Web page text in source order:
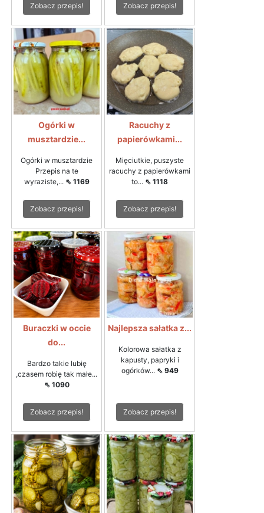
Zobacz przepis!
Zobacz przepis!
Ogórki w
musztardzie...
Ogórki w musztardzie
Przepis na te
wyraziste,... ⇖ 1169
Zobacz przepis!
Racuchy z
papierówkami...
Mięciutkie, puszyste
racuchy z papierówkami
to... ⇖ 1118
Zobacz przepis!
Buraczki w occie
do...
Bardzo takie lubię
,czasem robię tak małe...
⇖ 1090
Zobacz przepis!
Najlepsza sałatka z...
Kolorowa sałatka z
kapusty, papryki i
ogórków... ⇖ 949
Zobacz przepis!